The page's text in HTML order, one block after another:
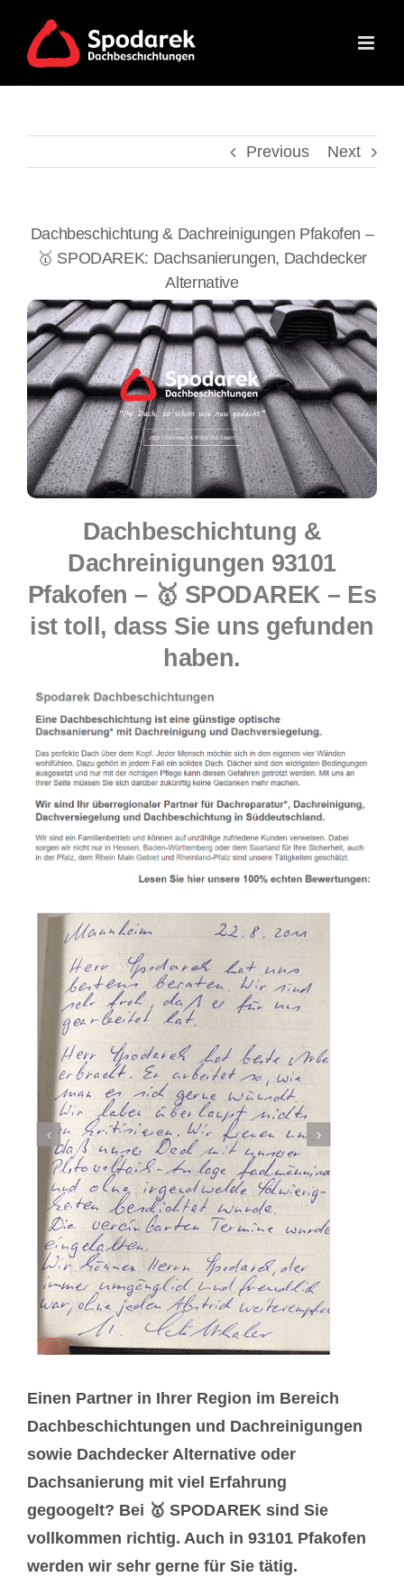
content
Previous Next
Dachbeschichtung & Dachreinigungen Pfakofen –
🥇 SPODAREK: Dachsanierungen, Dachdecker
Alternative
Dachbeschichtung &
Dachreinigungen 93101
Pfakofen – 🥇 SPODAREK – Es
ist toll, dass Sie uns gefunden
haben.
Einen Partner in Ihrer Region im Bereich
Dachbeschichtungen und Dachreinigungen
sowie Dachdecker Alternative oder
Dachsanierung mit viel Erfahrung
gegoogelt? Bei 🥇 SPODAREK sind Sie
vollkommen richtig. Auch in 93101 Pfakofen
werden wir sehr gerne für Sie tätig.